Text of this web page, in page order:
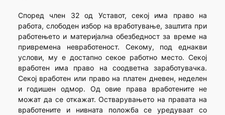
Според член 32 од Уставот, секој има право на
работа, слободен избор на вработување, заштита при
работењето и материјална обезбедност за време на
привремена невработеност. Секому, под еднакви
услови, му е достапно секое работно место. Секој
вработен има право на соодветна заработувачка.
Секој вработен или право на платен дневен, неделен
и годишен одмор. Од овие права вработените не
можат да се откажат. Остварувањето на правата на
вработените и нивната положба се уредуваат со